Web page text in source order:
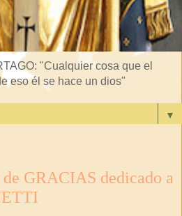
"Cualquier cosa que el
eso él se hace un dios"
▼
GRACIAS dedicado a